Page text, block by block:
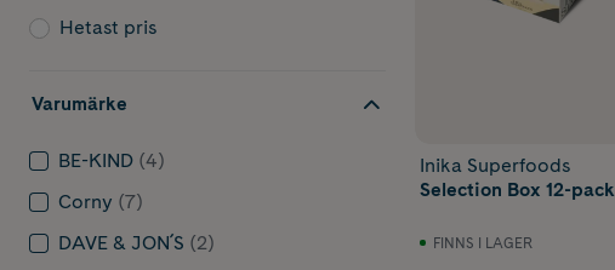
Hetast pris
Varumärke
BE-KIND (4)
Corny (7)
DAVE & JON´S (2)
Inika Superfoods
Selection Box 12-pack
FINNS I LAGER